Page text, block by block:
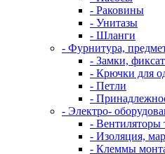
- Раковины
- Унитазы
- Шланги
- Фурнитура,
- Замки,
- Крючки для
- Петли
-
- Электро-
-
- Изоляция,
- Клеммы